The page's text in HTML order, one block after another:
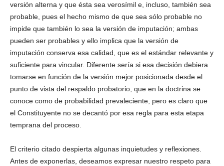
versión alterna y que ésta sea verosímil e, incluso, también sea
probable, pues el hecho mismo de que sea sólo probable no
impide que también lo sea la versión de imputación; ambas
pueden ser probables y ello implica que la versión de
imputación conserva esa calidad, que es el estándar relevante y
suficiente para vincular. Diferente sería si esa decisión debiera
tomarse en función de la versión mejor posicionada desde el
punto de vista del respaldo probatorio, que en la doctrina se
conoce como de probabilidad prevaleciente, pero es claro que
el Constituyente no se decantó por esa regla para esta etapa
temprana del proceso.
El criterio citado despierta algunas inquietudes y reflexiones.
Antes de exponerlas, deseamos expresar nuestro respeto para